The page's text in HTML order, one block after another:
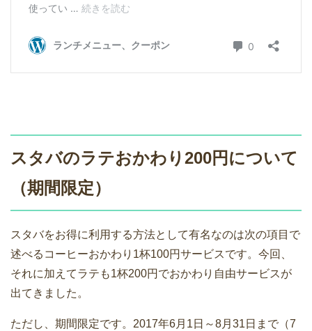
スタバのラテおかわり200円について
（期間限定）
スタバをお得に利用する方法として有名なのは次の項目で
述べるコーヒーおかわり1杯100円サービスです。今回、
それに加えてラテも1杯200円でおかわり自由サービスが
出てきました。
ただし、期間限定です。2017年6月1日～8月31日まで（7